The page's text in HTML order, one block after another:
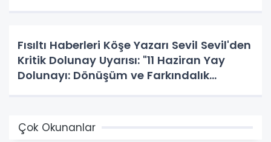
Fısıltı Haberleri Köşe Yazarı Sevil Sevil'den
Kritik Dolunay Uyarısı: "11 Haziran Yay
Dolunayı: Dönüşüm ve Farkındalık
Çok Okunanlar